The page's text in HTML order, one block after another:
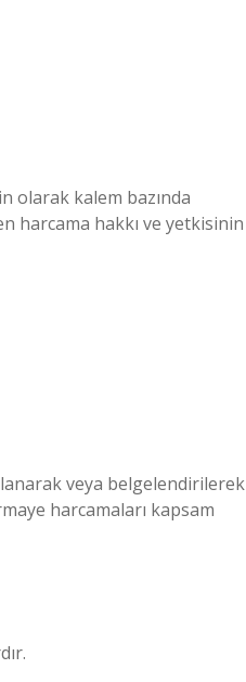
olarak kalem bazında
harcama hakkı ve yetkisinin
veya belgelendirilerek
harcamaları kapsam